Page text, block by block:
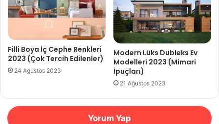
Filli Boya İç Cephe Renkleri
2023 (Çok Tercih Edilenler)
24 Ağustos 2023
Modern Lüks Dubleks Ev
Modelleri 2023 (Mimari
İpuçları)
21 Ağustos 2023
Yorum Yap